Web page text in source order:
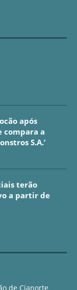
após
compara a
S.A.’
terão
a partir de
de Cianorte